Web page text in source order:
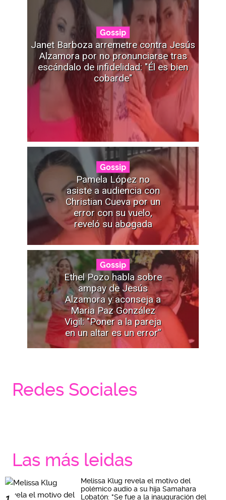
Gossip
Janet Barboza arremetre contra Jesús
Alzamora por no pronunciarse tras
escándalo de infidelidad: "Él es bien
cobarde"
Gossip
Pamela López no
asiste a audiencia con
Christian Cueva por un
error con su vuelo,
reveló su abogada
Gossip
Ethel Pozo habla sobre
ampay de Jesús
Alzamora y aconseja a
Maria Paz González
Vigil: "Poner a la pareja
en un altar es un error”
Redes Sociales
Las más leidas
Melissa Klug revela el motivo del
polémico audio a su hija Samahara
Lobatón: "Se fue a la inauguración del